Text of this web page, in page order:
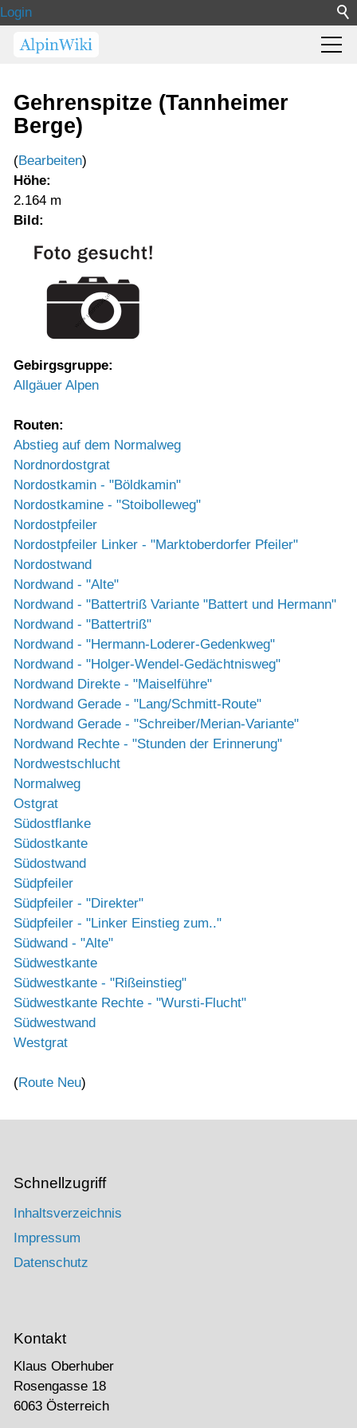
Login
Gehrenspitze (Tannheimer
Berge)
(Bearbeiten)
Höhe:
2.164 m
Bild:
Gebirgsgruppe:
Allgäuer Alpen
Routen:
Abstieg auf dem Normalweg
Nordnordostgrat
Nordostkamin - "Böldkamin"
Nordostkamine - "Stoibolleweg"
Nordostpfeiler
Nordostpfeiler Linker - "Marktoberdorfer Pfeiler"
Nordostwand
Nordwand - "Alte"
Nordwand - "Battertriß Variante "Battert und Hermann"
Nordwand - "Battertriß"
Nordwand - "Hermann-Loderer-Gedenkweg"
Nordwand - "Holger-Wendel-Gedächtnisweg"
Nordwand Direkte - "Maiselführe"
Nordwand Gerade - "Lang/Schmitt-Route"
Nordwand Gerade - "Schreiber/Merian-Variante"
Nordwand Rechte - "Stunden der Erinnerung"
Nordwestschlucht
Normalweg
Ostgrat
Südostflanke
Südostkante
Südostwand
Südpfeiler
Südpfeiler - "Direkter"
Südpfeiler - "Linker Einstieg zum.."
Südwand - "Alte"
Südwestkante
Südwestkante - "Rißeinstieg"
Südwestkante Rechte - "Wursti-Flucht"
Südwestwand
Westgrat
(Route Neu)
Schnellzugriff
Inhaltsverzeichnis
Impressum
Datenschutz
Kontakt
Klaus Oberhuber
Rosengasse 18
6063 Österreich